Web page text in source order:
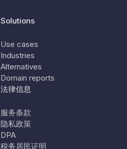
Solutions
Use cases
Industries
Alternatives
Domain reports
法律信息
服务条款
隐私政策
DPA
税务居民证明